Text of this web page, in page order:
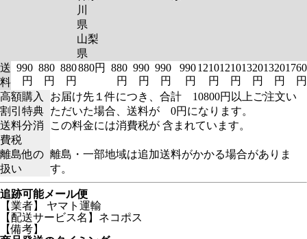
川
県
山梨
県
送
料
990
円
880
円
880
円
880円
880
円
990
円
990
円
990
円
1210
円
1210
円
1320
円
1320
円
1760
円
高額購入
割引特典
お届け先１件につき、合計 10800円以上ご注文い
ただいた場合、送料が 0円になります。
送料分消
費税
この料金には消費税が 含まれています。
離島他の
扱い
離島・一部地域は追加送料がかかる場合がありま
す。
追跡可能メール便
【業者】 ヤマト運輸
【配送サービス名】ネコポス
【備考】